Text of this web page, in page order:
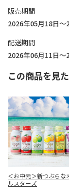
販売期間
2026年05月18日～
配送期間
2026年06月11日～
この商品を見
＜お中元＞新つぶらな
ルスターズ